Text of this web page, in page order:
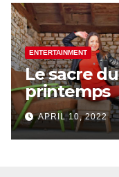
ENTERTAINMENT
Le sacre du
printemps
APRIL 10, 2022